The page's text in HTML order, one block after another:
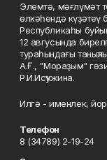
Элемтә, мәғлүмәт
өлкәһендә күҙәтеү
Республикаһы
12 авгусында
тураһындағы
А.Ғ., "Мораҙым"
Р.И.Исҡужина.
Илгә - именлек,
Телефон
8 (34789) 2-19-24